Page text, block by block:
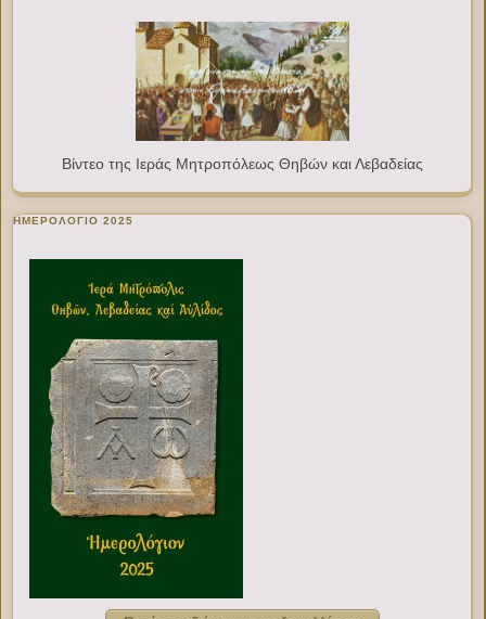
Βίντεο της Ιεράς Μητροπόλεως Θηβών και Λεβαδείας
ΗΜΕΡΟΛΟΓΙΟ 2025